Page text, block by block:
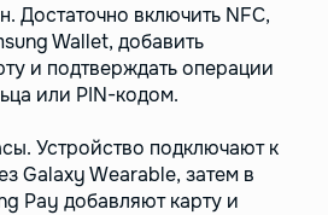
Достаточно включить NFC,
Wallet, добавить
и подтверждать операции
или PIN-кодом.
Устройство подключают к
Galaxy Wearable, затем в
Pay добавляют карту и